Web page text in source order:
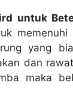
untuk
memenuhi
yang
dan
maka